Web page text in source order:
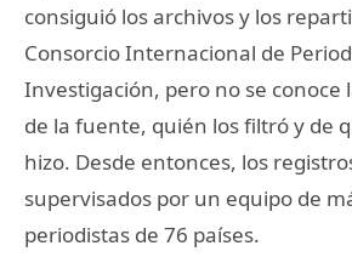
consiguió los archivos y los
Consorcio Internacional de
Investigación, pero no se conoce
de la fuente, quién los filtró y de
hizo. Desde entonces, los
supervisados por un equipo de
periodistas de 76 países.